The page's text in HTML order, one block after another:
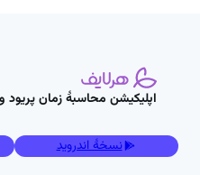
اپلیکیشن محاسبۀ زمان
نسخۀ اندروید